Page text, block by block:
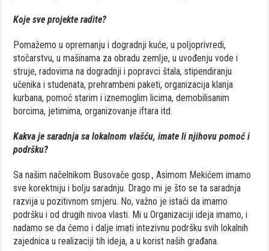
Koje sve projekte radite?
Pomažemo u opremanju i dogradnji kuće, u poljoprivredi,
stočarstvu, u mašinama za obradu zemlje, u uvođenju vode i
struje, radovima na dogradnji i popravci štala, stipendiranju
učenika i studenata, prehrambeni paketi, organizacija klanja
kurbana, pomoć starim i iznemoglim licima, demobilisanim
borcima, jetimima, organizovanje iftara itd.
Kakva je saradnja sa lokalnom vlašću, imate li njihovu pomoć i
podršku?
Sa našim načelnikom Busovače gosp., Asimom Mekićem imamo
sve korektniju i bolju saradnju. Drago mi je što se ta saradnja
razvija u pozitivnom smjeru. No, važno je istaći da imamo
podršku i od drugih nivoa vlasti. Mi u Organizaciji ideja imamo, i
nadamo se da ćemo i dalje imati intezivnu podršku svih lokalnih
zajednica u realizaciji tih ideja, a u korist naših građana.